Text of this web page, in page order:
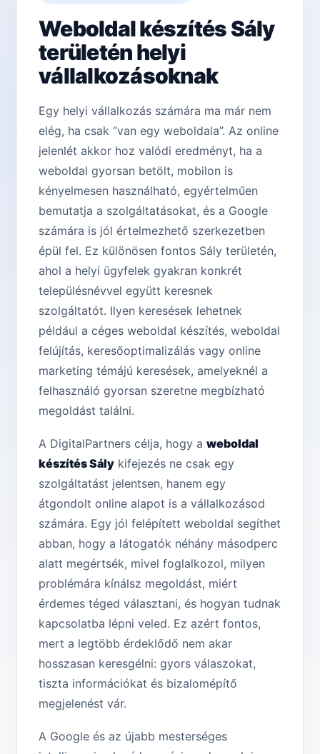
Weboldal készítés Sály
területén helyi
vállalkozásoknak
Egy helyi vállalkozás számára ma már nem
elég, ha csak “van egy weboldala”. Az online
jelenlét akkor hoz valódi eredményt, ha a
weboldal gyorsan betölt, mobilon is
kényelmesen használható, egyértelműen
bemutatja a szolgáltatásokat, és a Google
számára is jól értelmezhető szerkezetben
épül fel. Ez különösen fontos Sály területén,
ahol a helyi ügyfelek gyakran konkrét
településnévvel együtt keresnek
szolgáltatót. Ilyen keresések lehetnek
például a céges weboldal készítés, weboldal
felújítás, keresőoptimalizálás vagy online
marketing témájú keresések, amelyeknél a
felhasználó gyorsan szeretne megbízható
megoldást találni.
A DigitalPartners célja, hogy a weboldal
készítés Sály kifejezés ne csak egy
szolgáltatást jelentsen, hanem egy
átgondolt online alapot is a vállalkozásod
számára. Egy jól felépített weboldal segíthet
abban, hogy a látogatók néhány másodperc
alatt megértsék, mivel foglalkozol, milyen
problémára kínálsz megoldást, miért
érdemes téged választani, és hogyan tudnak
kapcsolatba lépni veled. Ez azért fontos,
mert a legtöbb érdeklődő nem akar
hosszasan keresgélni: gyors válaszokat,
tiszta információkat és bizalomépítő
megjelenést vár.
A Google és az újabb mesterséges